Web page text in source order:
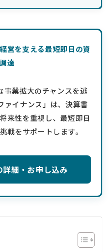
営を支える最短即日の資
達
事業拡大のチャンスを逃
ァイナンス」は、決算書
来性を重視し、最短即日
戦をサポートします。
詳細・お申し込み